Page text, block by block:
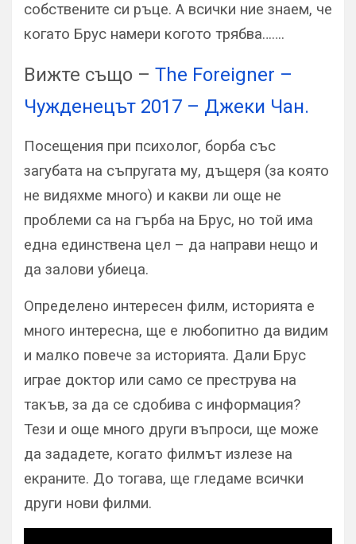
собствените си ръце. А всички ние знаем, че
когато Брус намери когото трябва…….
Вижте също – The Foreigner –
Чужденецът 2017 – Джеки Чан.
Посещения при психолог, борба със
загубата на съпругата му, дъщеря (за която
не видяхме много) и какви ли още не
проблеми са на гърба на Брус, но той има
една единствена цел – да направи нещо и
да залови убиеца.
Определено интересен филм, историята е
много интересна, ще е любопитно да видим
и малко повече за историята. Дали Брус
играе доктор или само се преструва на
такъв, за да се сдобива с информация?
Тези и още много други въпроси, ще може
да зададете, когато филмът излезе на
екраните. До тогава, ще гледаме всички
други нови филми.